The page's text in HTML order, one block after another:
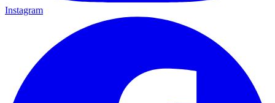
Instagram